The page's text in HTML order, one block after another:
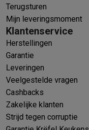
Terugsturen
Mijn leveringsmoment
Klantenservice
Herstellingen
Garantie
Leveringen
Veelgestelde vragen
Cashbacks
Zakelijke klanten
Strijd tegen corruptie